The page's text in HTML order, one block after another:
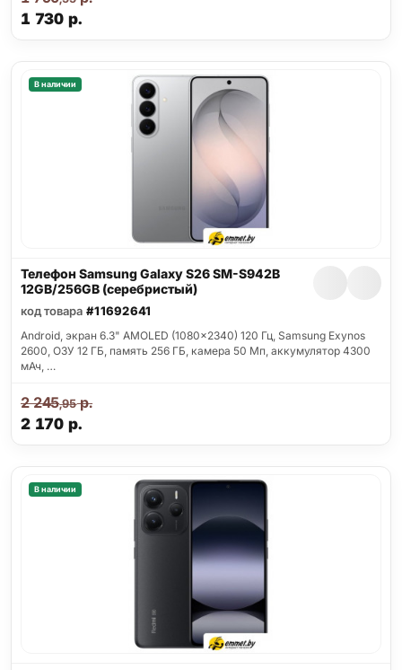
1 730 р.
В наличии
Телефон Samsung Galaxy S26 SM-S942B
12GB/256GB (серебристый)
код товара #11692641
Android, экран 6.3" AMOLED (1080x2340) 120 Гц, Samsung Exynos
2600, ОЗУ 12 ГБ, память 256 ГБ, камера 50 Мп, аккумулятор 4300
мАч, …
2 170 р.
2 245,95р.
В наличии